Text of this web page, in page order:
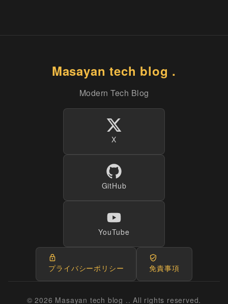
Masayan tech blog .
Modern Tech Blog
X
GitHub
YouTube
プライバシーポリシー 免責事項
© 2026 Masayan tech blog .. All rights reserved.